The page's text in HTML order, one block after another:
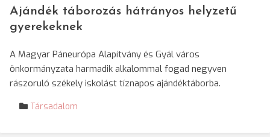
Ajándék táborozás hátrányos helyzetű
gyerekeknek
A Magyar Páneurópa Alapítvány és Gyál város
önkormányzata harmadik alkalommal fogad negyven
rászoruló székely iskolást tíznapos ajándéktáborba.
Társadalom